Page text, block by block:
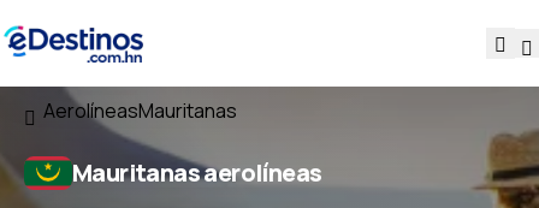
AerolíneasMauritanas
Mauritanas aerolíneas